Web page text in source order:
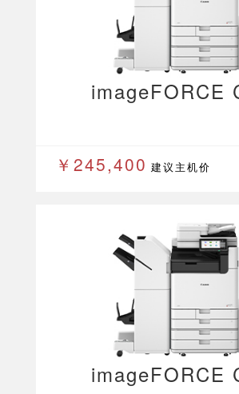
imageFORCE
￥245,400 建议主机价
imageFORCE